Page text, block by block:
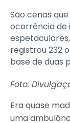
São cenas
ocorrência de
registrou 232
base de duas
Foto:
Era quase
uma